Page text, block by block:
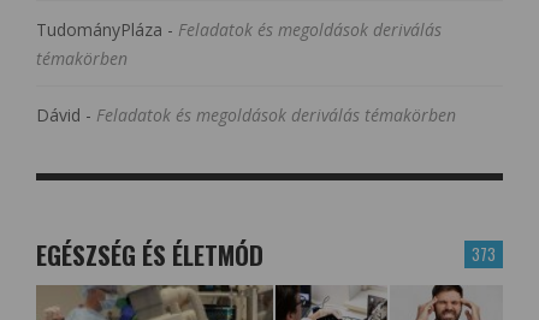
TudományPláza - Feladatok és megoldások deriválás
témakörben
Dávid - Feladatok és megoldások deriválás témakörben
373
EGÉSZSÉG ÉS ÉLETMÓD